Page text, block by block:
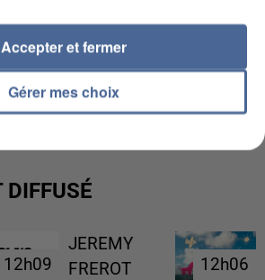
L’OISE EMPORTÉE PAR UNE
EN HAUTE-SAVOIE
DIFFUSÉ
12h09
12h09
JEREMY
FREROT
12h06
12h06
Gérer mes choix
Accepter et fermer